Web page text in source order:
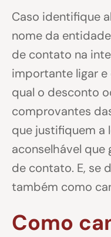
Caso identifique
nome da
de contato na
importante ligar
qual o desconto
comprovantes
que justifiquem a
aconselhável
de contato. E, se
também como
Como